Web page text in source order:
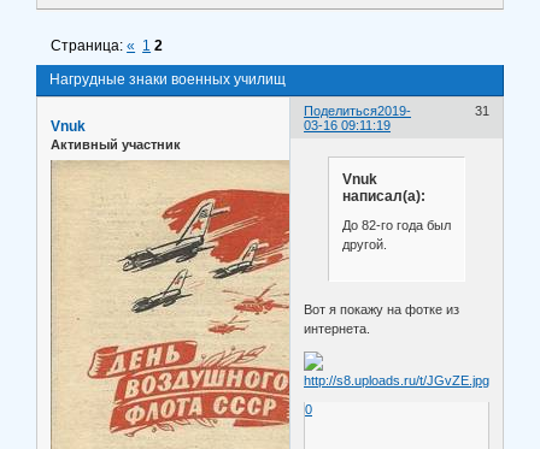
Нагрудные знаки военных училищ
Страница:« 1 2
Поделиться 31
2019-
03-16 09:11:19
Vnuk
Активный участник
Vnuk
написал(а):
До 82-го года был
другой.
Вот я покажу на фотке из
интернета.
0